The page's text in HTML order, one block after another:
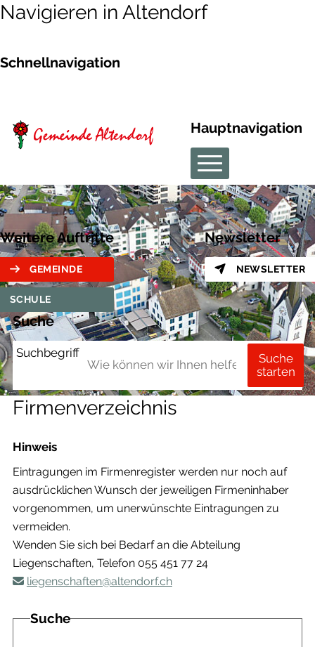
Navigieren in Altendorf
Schnellnavigation
Hauptnavigation
Weitere Auftritte
GEMEINDE
SCHULE
Newsletter
NEWSLETTER
Suche
Suchbegriff
Suche
starten
Firmenverzeichnis
Hinweis
Eintragungen im Firmenregister werden nur noch auf
ausdrücklichen Wunsch der jeweiligen Firmeninhaber
vorgenommen, um unerwünschte Eintragungen zu
vermeiden.
Wenden Sie sich bei Bedarf an die Abteilung
Liegenschaften, Telefon 055 451 77 24
liegenschaften@altendorf.ch
Suche